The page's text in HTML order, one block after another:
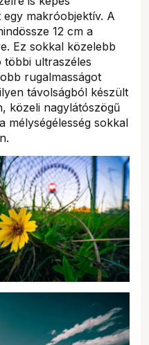
makróobjektív. A
12 cm a
Ez sokkal közelebb
többi ultraszéles
rugalmasságot
távolságból készült
közeli nagylátószögű
mélységélesség sokkal